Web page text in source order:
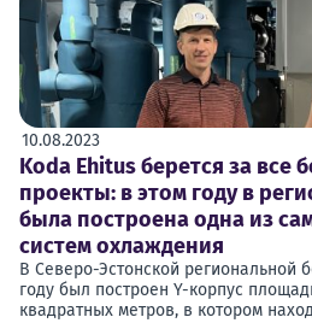
10.08.2023
Koda Ehitus берется за все
проекты: в этом году в
была построена одна из
систем охлаждения
В Северо-Эстонской региональной
году был построен Y-корпус
квадратных метров, в котором